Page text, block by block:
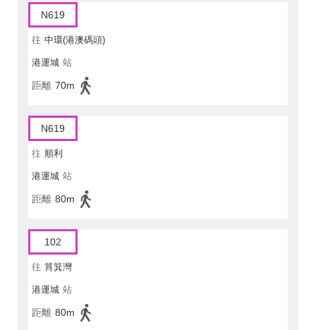
N619
往 中環(港澳碼頭)
港運城 站
距離 70m
N619
往 順利
港運城 站
距離 80m
102
往 筲箕灣
港運城 站
距離 80m